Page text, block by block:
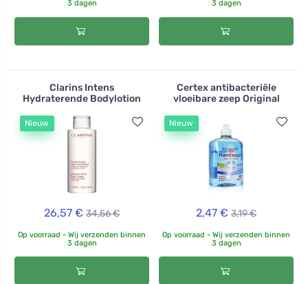
3 dagen 3 dagen
Clarins Intens
Hydraterende Bodylotion
Nieuw
26,57 € 34,56 €
Op voorraad - Wij verzenden binnen
3 dagen
Certex antibacteriële
vloeibare zeep Original
Nieuw
2,47 € 3,19 €
Op voorraad - Wij verzenden binnen
3 dagen